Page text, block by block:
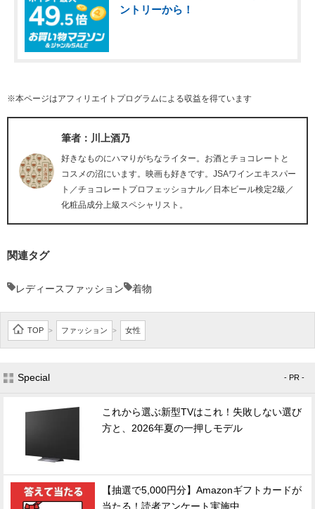
ントリーから！
※本ページはアフィリエイトプログラムによる収益を得ています
筆者：川上酒乃
好きなものにハマりがちなライター。お酒とチョコレートと
コスメの沼にいます。映画も好きです。JSAワインエキスパー
ト／チョコレートプロフェッショナル／日本ビール検定2級／
化粧品成分上級スペシャリスト。
関連タグ
レディースファッション 着物
TOP > ファッション > 女性
Special - PR -
これから選ぶ新型TVはこれ！失敗しない選び
方と、2026年夏の一押しモデル
【抽選で5,000円分】Amazonギフトカードが
当たる！読者アンケート実施中